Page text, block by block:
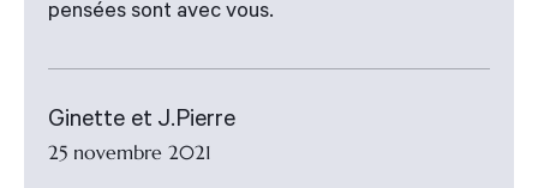
pensées sont avec vous.
Ginette et J.Pierre
25 novembre 2021